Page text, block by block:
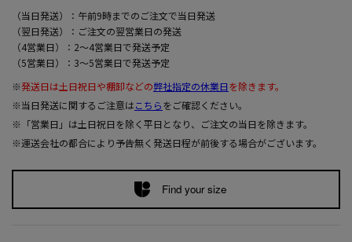
（当日発送）：午前9時までのご注文で当日発送
（翌日発送）：ご注文の翌営業日の発送
（4営業日）：2～4営業日で発送予定
（5営業日）：3～5営業日で発送予定
※発送日は土日祝日や棚卸などの弊社指定の休業日を除きます。
※当日発送に関するご注意はこちらをご確認ください。
※「営業日」は土日祝日を除く平日となり、ご注文の当日を除きます。
※運送会社の都合により予告無く発送日程が前後する場合がございます。
Find your size